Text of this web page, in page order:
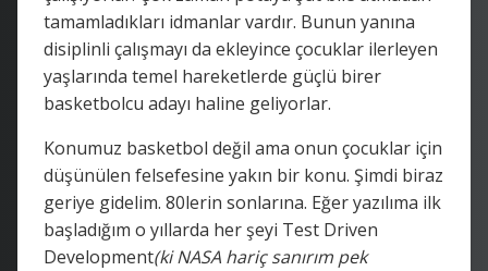
tamamladıkları idmanlar vardır. Bunun yanına
disiplinli çalışmayı da ekleyince çocuklar ilerleyen
yaşlarında temel hareketlerde güçlü birer
basketbolcu adayı haline geliyorlar.
Konumuz basketbol değil ama onun çocuklar için
düşünülen felsefesine yakın bir konu. Şimdi biraz
geriye gidelim. 80lerin sonlarına. Eğer yazılıma ilk
başladığım o yıllarda her şeyi Test Driven
Development(ki NASA hariç sanırım pek